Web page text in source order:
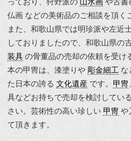
仏画 などの美術品のご相談を頂く
また、和歌山県では明珍派や左近
しておりましたので、和歌山県の
装具 の骨董品の売却の依頼を受け
本の甲冑は、漆塗りや 彫金細工 な
た日本の誇る 文化遺産 です。 甲冑
具などお持ちで売却を検討してい
さい。芸術性の高い珍しい 甲冑 や
て頂きます。